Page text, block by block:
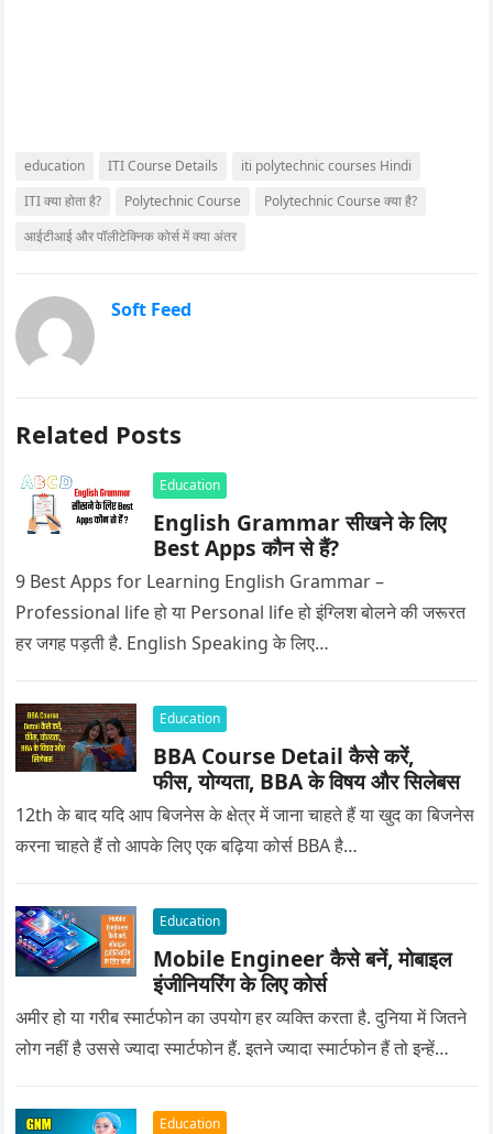
education ITI Course Details
iti polytechnic courses Hindi
ITI क्या होता है?
Polytechnic Course
Polytechnic Course क्या है?
आईटीआई और पॉलीटेक्निक कोर्स में क्या अंतर
Soft Feed
Related Posts
Education
English Grammar सीखने के लिए
Best Apps कौन से हैं?
9 Best Apps for Learning English Grammar –
Professional life हो या Personal life हो इंग्लिश बोलने की जरूरत
हर जगह पड़ती है. English Speaking के लिए…
Education
BBA Course Detail कैसे करें,
फीस, योग्यता, BBA के विषय और सिलेबस
12th के बाद यदि आप बिजनेस के क्षेत्र में जाना चाहते हैं या खुद का बिजनेस
करना चाहते हैं तो आपके लिए एक बढ़िया कोर्स BBA है…
Education
Mobile Engineer कैसे बनें, मोबाइल
इंजीनियरिंग के लिए कोर्स
अमीर हो या गरीब स्मार्टफोन का उपयोग हर व्यक्ति करता है. दुनिया में जितने
लोग नहीं है उससे ज्यादा स्मार्टफोन हैं. इतने ज्यादा स्मार्टफोन हैं तो इन्हें…
Education